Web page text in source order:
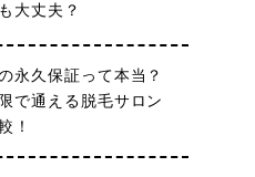
大丈夫？
永久保証って本当？
で通える脱毛サロン
！